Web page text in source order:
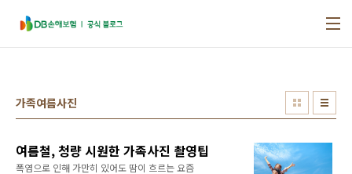
가족여름사진
여름철, 청량 시원한 가족사진 촬영팁
폭염으로 인해 가만히 있어도 땀이 흐르는 요즘